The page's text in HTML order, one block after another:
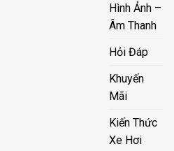
Hình Ảnh –
Âm Thanh
Hỏi Đáp
Khuyến
Mãi
Kiến Thức
Xe Hơi